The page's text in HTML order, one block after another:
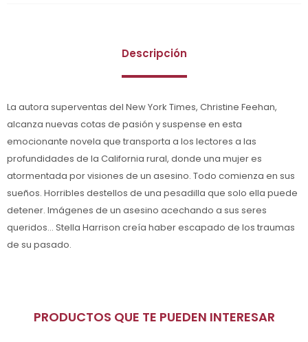
Descripción
La autora superventas del New York Times, Christine Feehan,
alcanza nuevas cotas de pasión y suspense en esta
emocionante novela que transporta a los lectores a las
profundidades de la California rural, donde una mujer es
atormentada por visiones de un asesino. Todo comienza en sus
sueños. Horribles destellos de una pesadilla que solo ella puede
detener. Imágenes de un asesino acechando a sus seres
queridos... Stella Harrison creía haber escapado de los traumas
de su pasado.
PRODUCTOS QUE TE PUEDEN INTERESAR